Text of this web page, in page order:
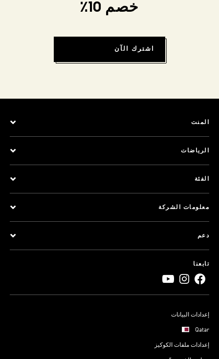
خصم 10٪
اشترك الآن
المنت
الرياضات
الفئة
معلومات الشركة
دعم
تابعنا
إعدادات البيانات
Qatar
إعدادات ملفات الكوكيز